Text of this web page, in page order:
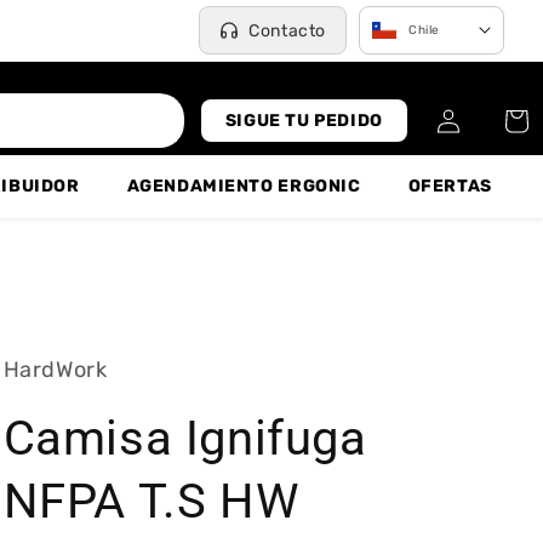
Contacto Chile
AGENDAMIENTO ERGONIC OFERTAS
SIGUE TU PEDIDO
Iniciar
sesión
Carrito
HardWork
Camisa Ignifuga
NFPA T.S HW